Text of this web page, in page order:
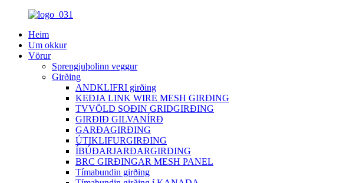
Heim
Um okkur
Vörur
Sprengjuþolinn veggur
Girðing
ANDKLIFRI girðing
KEÐJA LINK WIRE MESH GIRÐING
TVVÖLD SOÐIN GRIDGIRÐING
GIRÐIÐ GILVANÍRÐ
GARÐAGIRÐING
ÚTIKLIFURGIRÐING
ÍBÚÐARJARÐARGIRÐING
BRC GIRÐINGAR MESH PANEL
Tímabundin girðing